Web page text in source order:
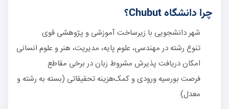
چرا دانشگاه Chubut؟
شهر دانشجویی با زیرساخت آموزشی و پژوهشی قوی
تنوع رشته در مهندسی، علوم پایه، مدیریت، هنر و علوم انسانی
امکان دریافت پذیرش مشروط زبان در برخی مقاطع
فرصت بورسیه ورودی و کمک‌هزینه تحقیقاتی (بسته به رشته و
معدل)